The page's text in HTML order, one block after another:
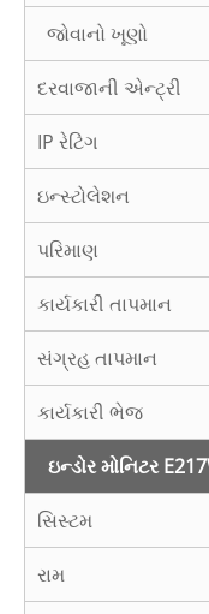
જોવાનો ખૂણો
દરવાજાની એન્ટ્રી
IP રેટિંગ
ઇન્સ્ટોલેશન
પરિમાણ
કાર્યકારી તાપમાન
સંગ્રહ તાપમાન
કાર્યકારી ભેજ
ઇન્ડોર મોનિટર
સિસ્ટમ
રામ